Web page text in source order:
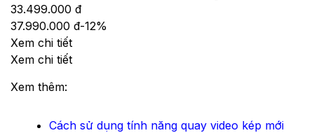
33.499.000 đ
37.990.000 đ-12%
Xem chi tiết
Xem chi tiết
Xem thêm:
Cách sử dụng tính năng quay video kép mới